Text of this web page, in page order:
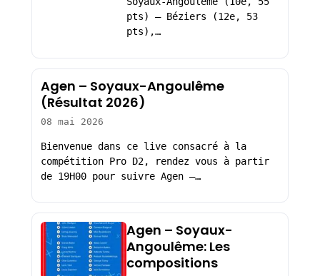
pts) – Béziers (12e, 53
pts),…
Agen – Soyaux-Angoulême
(Résultat 2026)
08 mai 2026
Bienvenue dans ce live consacré à la
compétition Pro D2, rendez vous à partir
de 19H00 pour suivre Agen –…
Agen – Soyaux-
Angoulême: Les
compositions